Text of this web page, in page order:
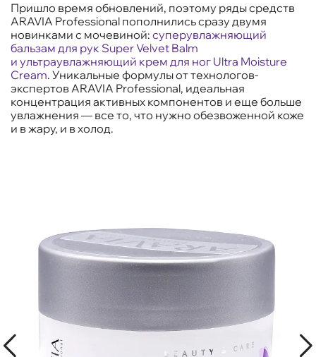
Пришло время обновлений, поэтому ряды средств
ARAVIA Professional пополнились сразу двумя
новинками с мочевиной: суперувлажняющий
бальзам для рук Super Velvet Balm
и ультраувлажняющий крем для ног Ultra Moisture
Cream. Уникальные формулы от технологов-
экспертов ARAVIA Professional, идеальная
концентрация активных компонентов и еще больше
увлажнения — все то, что нужно обезвоженной коже
и в жару, и в холод.